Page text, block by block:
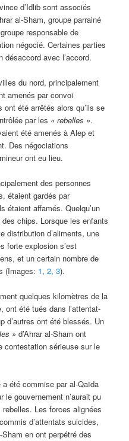
d’Idlib sont associés
al-Sham, groupe parrainé
responsable de
négocié. Certaines parties
désaccord avec l’accord.
du nord, principalement
amenés par convoi
ont été arrêtés alors qu’ils se
par les « rebelles ».
été amenés à Alep et
Des négociations
ont eu lieu.
des personnes
étaient gardés par
étaient affamés. Quelqu’un
chips. Lorsque les enfants
distribution d’aliments, une
forte explosion s’est
et un certain nombre de
(Images: 1,2,3).
quelques kilomètres de la
ont été tués dans l’attentat-
d’autres ont été blessés. Un
» d’Ahrar al-Sham ont
contestation sérieuse sur le
été commise par al-Qaïda
gouvernement n’aurait pu
Les forces alignées
d’attentats suicides,
en ont perpétré des